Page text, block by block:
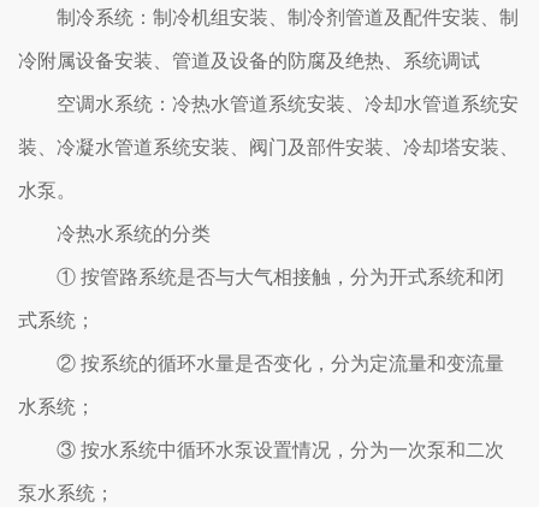
制冷系统：制冷机组安装、制冷剂管道及配件安装、制
冷附属设备安装、管道及设备的防腐及绝热、系统调试
空调水系统：冷热水管道系统安装、冷却水管道系统安
装、冷凝水管道系统安装、阀门及部件安装、冷却塔安装、
水泵。
冷热水系统的分类
① 按管路系统是否与大气相接触，分为开式系统和闭
式系统；
② 按系统的循环水量是否变化，分为定流量和变流量
水系统；
③ 按水系统中循环水泵设置情况，分为一次泵和二次
泵水系统；